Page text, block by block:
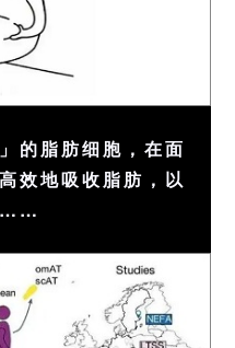
的脂肪细胞，在面
效地吸收脂肪，以
……